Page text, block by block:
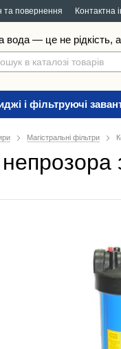
та повернення Контактна
вода — це не рідкість,
і фільтруючі
Магістральні фільтри